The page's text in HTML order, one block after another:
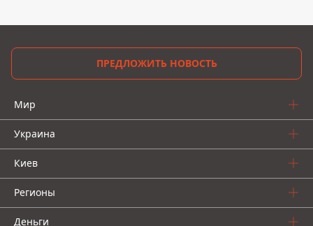
ПРЕДЛОЖИТЬ НОВОСТЬ
Мир
Украина
Киев
Регионы
Деньги